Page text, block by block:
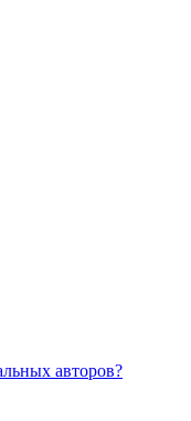
авторов?